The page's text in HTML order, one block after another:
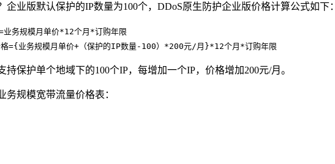
企业版默认保护的IP数量为100个，DDoS原生防护企业版价格计算公式如下：
业务规模月单价*12个月*订购年限
格={业务规模月单价+（保护的IP数量-100）*200元/月}*12个月*订购年限
保护单个地域下的100个IP，每增加一个IP，价格增加200元/月。
规模宽带流量价格表：